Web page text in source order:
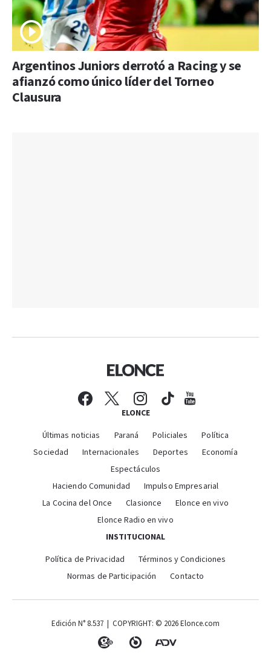
Argentinos Juniors derrotó a Racing y se
afianzó como único líder del Torneo
Clausura
ELONCE
Últimas noticias Paraná Policiales
Política
Sociedad
Internacionales Deportes
Economía
Espectáculos
Haciendo Comunidad
Impulso Empresarial
La Cocina del Once
Clasionce
Elonce en vivo
Elonce Radio en vivo
INSTITUCIONAL
Política de Privacidad
Términos y Condiciones
Normas de Participación
Contacto
Edición N° 8.537 | COPYRIGHT: © 2026 Elonce.com